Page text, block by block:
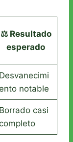
⚖️ Resultado
esperado
Desvanecimi
ento notable
Borrado casi
completo